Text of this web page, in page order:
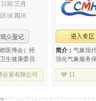
日期:三月
区域: 四川
医博会）经
生健康委员
业协会、四
会展有限公司
简介： 气象现
强化气象服务
线、赋能经济
核心支撑与战
11